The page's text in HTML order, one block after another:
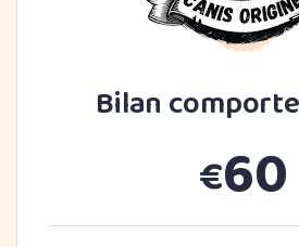
Bilan
€60